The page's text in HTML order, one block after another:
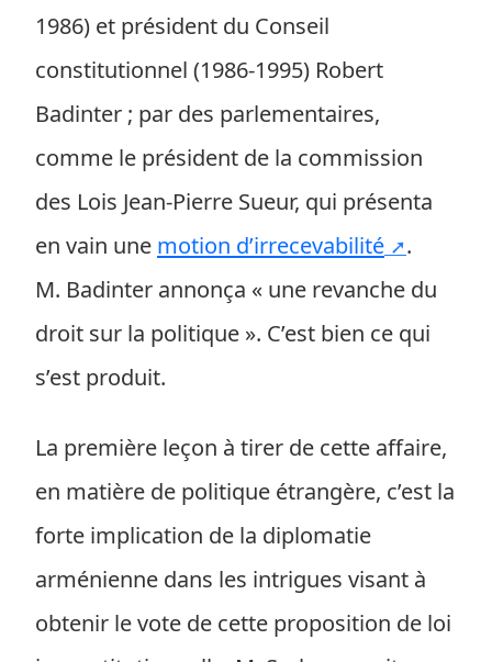
1986) et président du Conseil
constitutionnel (1986-1995) Robert
Badinter ; par des parlementaires,
comme le président de la commission
des Lois Jean-Pierre Sueur, qui présenta
en vain une motion d’irrecevabilité
.
M. Badinter annonça « une revanche du
droit sur la politique ». C’est bien ce qui
s’est produit.
La première leçon à tirer de cette affaire,
en matière de politique étrangère, c’est la
forte implication de la diplomatie
arménienne dans les intrigues visant à
obtenir le vote de cette proposition de loi